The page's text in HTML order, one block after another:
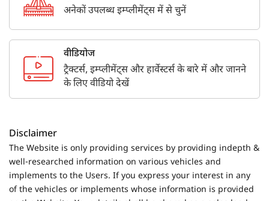
अनेकों उपलब्ध इम्प्लीमेंट्स में से चुनें
वीडियोज
ट्रैक्टर्स, इम्प्लीमेंट्स और हार्वेस्टर्स के बारे में और जानने
के लिए वीडियो देखें
Disclaimer
The Website is only providing services by providing indepth &
well-researched information on various vehicles and
implements to the Users. If you express your interest in any
of the vehicles or implements whose information is provided